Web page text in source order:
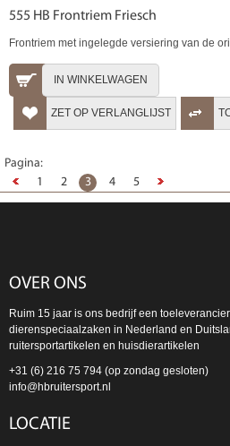
555 HB Frontriem Friesch
Frontriem met ingelegde versiering van de
IN WINKELWAGEN
ZET OP VERLANGLIJST
Pagina:
1
2 3 4 5
OVER ONS
Ruim 15 jaar is ons bedrijf een
dierenspeciaalzaken in Nederland en
ruitersportartikelen en huisdierartikelen
+31 (6) 216 75 794 (op zondag gesloten)
info@hbruitersport.nl
LOCATIE